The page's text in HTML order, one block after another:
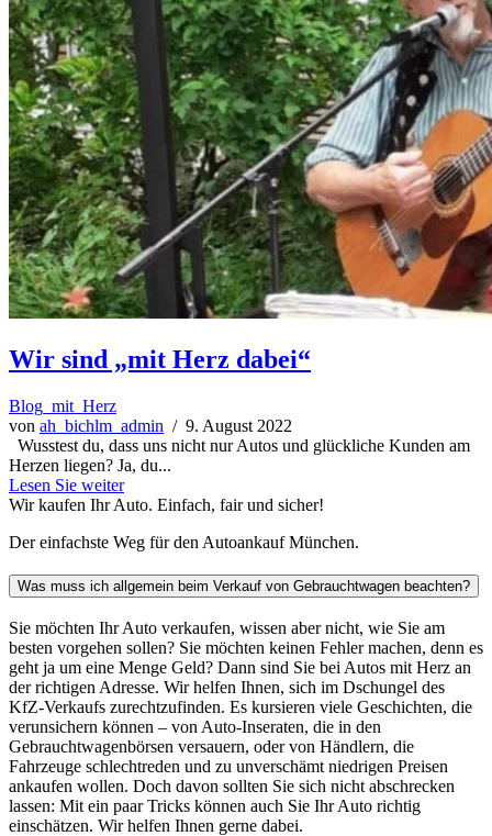
Wir sind „mit Herz dabei“
Blog_mit_Herz
von ah_bichlm_admin / 9. August 2022
Wusstest du, dass uns nicht nur Autos und glückliche Kunden am
Herzen liegen? Ja, du...
Lesen Sie weiter
Wir kaufen Ihr Auto. Einfach, fair und sicher!
Der einfachste Weg für den Autoankauf München.
Was muss ich allgemein beim Verkauf von Gebrauchtwagen beachten?
Sie möchten Ihr Auto verkaufen, wissen aber nicht, wie Sie am
besten vorgehen sollen? Sie möchten keinen Fehler machen, denn es
geht ja um eine Menge Geld? Dann sind Sie bei Autos mit Herz an
der richtigen Adresse. Wir helfen Ihnen, sich im Dschungel des
KfZ-Verkaufs zurechtzufinden. Es kursieren viele Geschichten, die
verunsichern können – von Auto-Inseraten, die in den
Gebrauchtwagenbörsen versauern, oder von Händlern, die
Fahrzeuge schlechtreden und zu unverschämt niedrigen Preisen
ankaufen wollen. Doch davon sollten Sie sich nicht abschrecken
lassen: Mit ein paar Tricks können auch Sie Ihr Auto richtig
einschätzen. Wir helfen Ihnen gerne dabei.